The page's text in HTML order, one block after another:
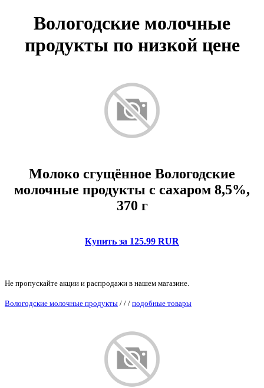
Вологодские молочные
продукты по низкой цене
Молоко сгущённое Вологодские
молочные продукты с сахаром 8,5%,
370 г
Купить за 125.99 RUR
Не пропускайте акции и распродажи в нашем магазине.
Вологодские молочные продукты / / / подобные товары